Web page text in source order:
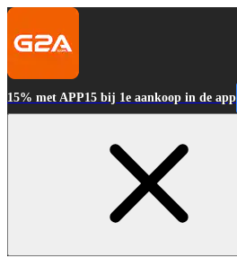
15% met APP15 bij 1e aankoop in de app